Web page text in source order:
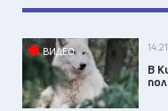
ВИДЕО
В